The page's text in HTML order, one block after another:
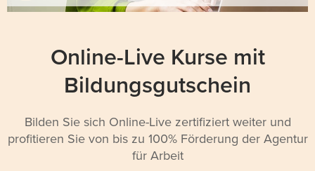
Online-Live Kurse mit
Bildungsgutschein
Bilden Sie sich Online-Live zertifiziert weiter und
profitieren Sie von bis zu 100% Förderung der Agentur
für Arbeit